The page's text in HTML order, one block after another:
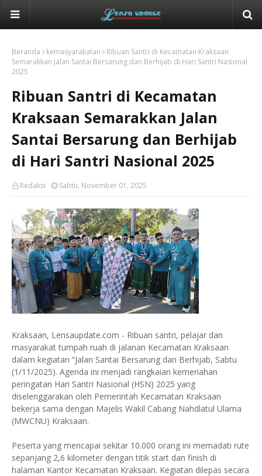
Beranda kemasyarakatan
Ribuan Santri di Kecamatan Kraksaan
Semarakkan Jalan Santai Bersarung dan Berhijab di Hari Santri Nasional
2025
Ribuan Santri di Kecamatan
Kraksaan Semarakkan Jalan
Santai Bersarung dan Berhijab
di Hari Santri Nasional 2025
Redaksi Sabtu, November 01, 2025
Kraksaan, Lensaupdate.com - Ribuan santri, pelajar dan
masyarakat tumpah ruah di jalanan Kecamatan Kraksaan
dalam kegiatan “Jalan Santai Bersarung dan Berhijab, Sabtu
(1/11/2025). Agenda ini menjadi rangkaian kemeriahan
peringatan Hari Santri Nasional (HSN) 2025 yang
diselenggarakan oleh Pemerintah Kecamatan Kraksaan
bekerja sama dengan Majelis Wakil Cabang Nahdlatul Ulama
(MWCNU) Kraksaan.
Peserta yang mencapai sekitar 10.000 orang ini memadati rute
sepanjang 2,6 kilometer dengan titik start dan finish di
halaman Kantor Kecamatan Kraksaan. Kegiatan dilepas secara